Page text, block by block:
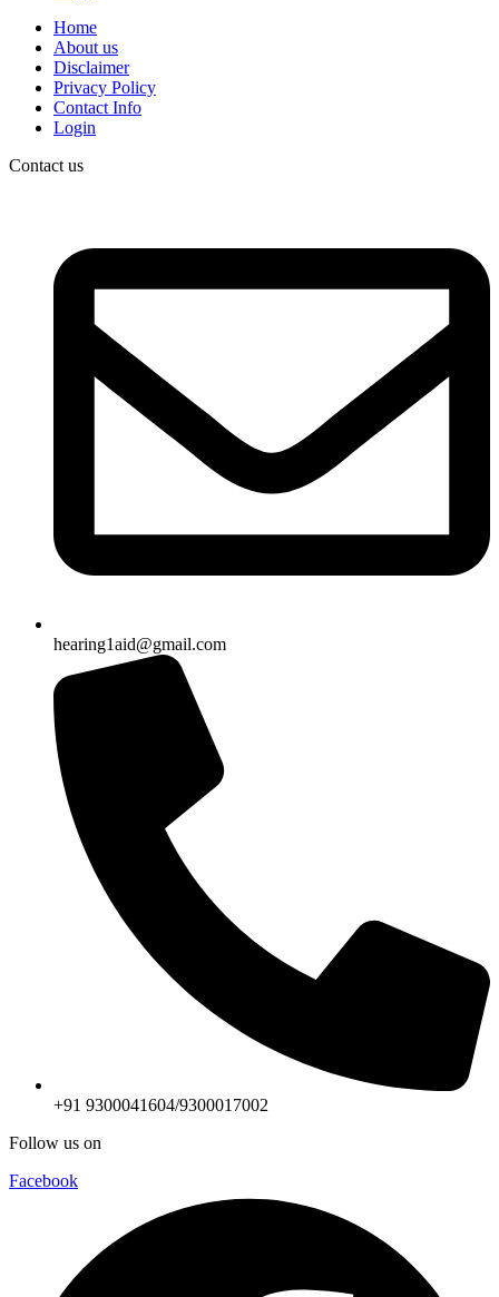
Home
About us
Disclaimer
Privacy Policy
Contact Info
Login
Contact us
hearing1aid@gmail.com
+91 9300041604/9300017002
Follow us on
Facebook